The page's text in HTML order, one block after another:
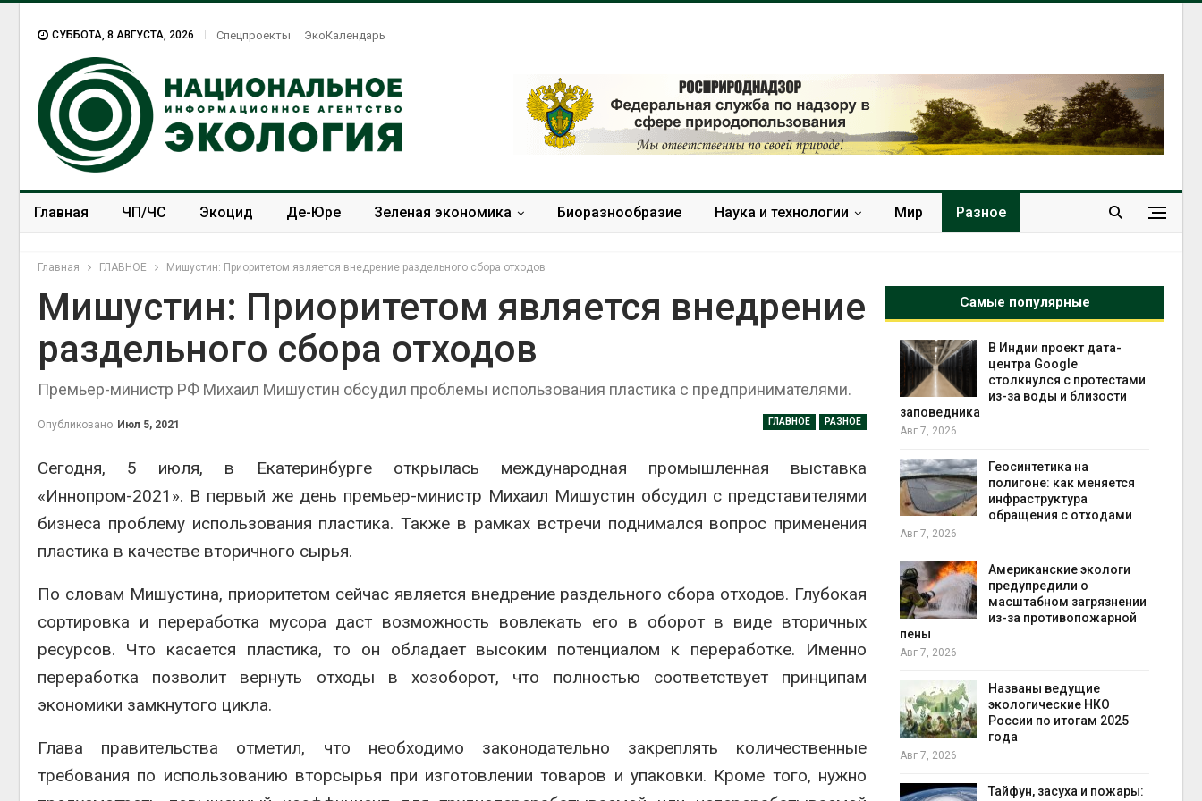
СУББОТА, 8 АВГУСТА, 2026 Спецпроекты ЭкоКалендарь
Главная ЧП/ЧС Экоцид Де-Юре Зеленая экономика Биоразнообразие Наука и технологии Мир Разное
Главная ГЛАВНОЕ Мишустин: Приоритетом является внедрение раздельного сбора отходов
Мишустин: Приоритетом является внедрение
раздельного сбора отходов
Премьер-министр РФ Михаил Мишустин обсудил проблемы использования пластика с предпринимателями.
ГЛАВНОЕ РАЗНОЕ
Опубликовано Июл 5, 2021
Сегодня, 5 июля, в Екатеринбурге открылась международная промышленная выставка
«Иннопром-2021». В первый же день премьер-министр Михаил Мишустин обсудил с представителями
бизнеса проблему использования пластика. Также в рамках встречи поднимался вопрос применения
пластика в качестве вторичного сырья.
По словам Мишустина, приоритетом сейчас является внедрение раздельного сбора отходов. Глубокая
сортировка и переработка мусора даст возможность вовлекать его в оборот в виде вторичных
ресурсов. Что касается пластика, то он обладает высоким потенциалом к переработке. Именно
переработка позволит вернуть отходы в хозоборот, что полностью соответствует принципам
экономики замкнутого цикла.
Глава правительства отметил, что необходимо законодательно закреплять количественные
требования по использованию вторсырья при изготовлении товаров и упаковки. Кроме того, нужно
Самые популярные
Дождевая вода с крыш
может помочь городам
переживать жару
Авг 7, 2026
строительство мусорных
контейнерных площадок
Авг 7, 2026
пресной воды
Авг 6, 2026
В китайской провинции
Шэньси из-за паводков
эвакуировали более 140
МЕГА и ВкусВилл
установили
спроса со стороны ИИ
водохранилища Волги и
превысить норму почти в
Авг 7, 2026
увеличить вложения в
защиту природы на фоне
роста ущерба от пожаров
Дом из старых шин
может обходиться без
Камчатские северные
В Индии проект дата-
центра Google
столкнулся с протестами
из-за воды и близости
заповедника
Авг 7, 2026
Геосинтетика на
полигоне: как меняется
инфраструктура
обращения с отходами
Авг 7, 2026
Американские экологи
предупредили о
масштабном загрязнении
из-за противопожарной
пены
Авг 7, 2026
Названы ведущие
экологические НКО
России по итогам 2025
года
Авг 7, 2026
Тайфун, засуха и пожары: